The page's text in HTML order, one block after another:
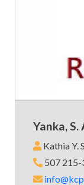
Yanka,
Kathia Y.
507